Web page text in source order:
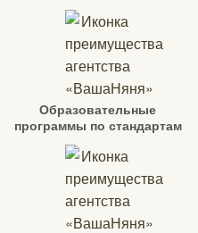
Образовательные
программы по стандартам